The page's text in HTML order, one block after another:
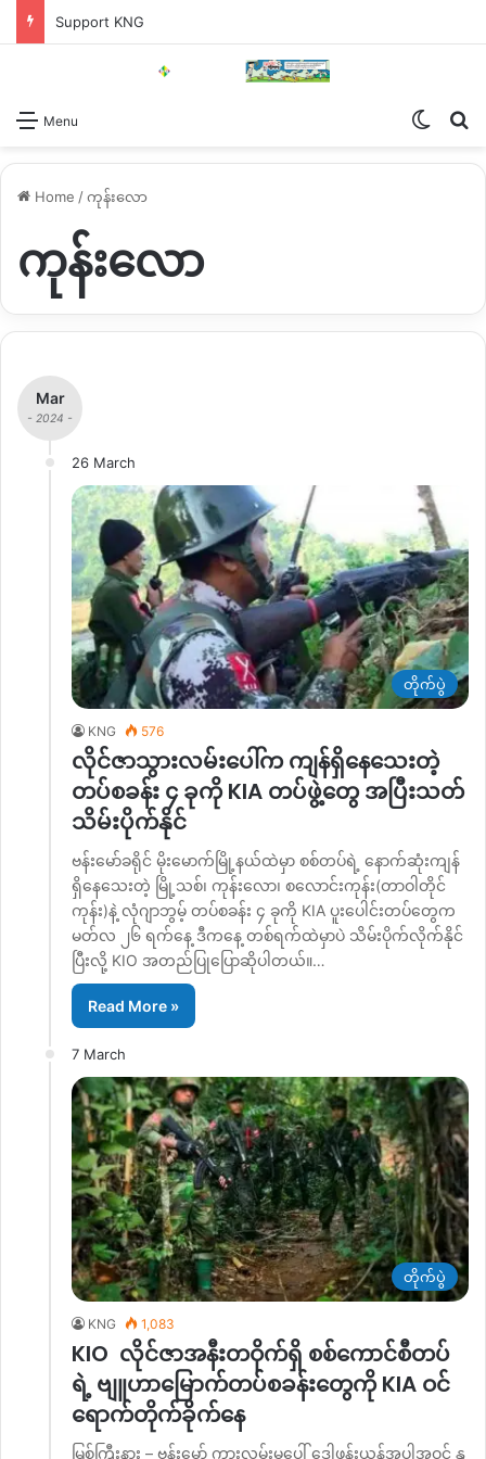
Support KNG
Menu
Home /ကုန်းလော
ကုန်းလော
Mar
- 2024 -
26 March
တိုက်ပွဲ
KNG 576
လိုင်ဇာသွားလမ်းပေါ်က ကျန်ရှိနေသေးတဲ့
တပ်စခန်း ၄ ခုကို KIA တပ်ဖွဲ့တွေ အပြီးသတ်
သိမ်းပိုက်နိုင်
‌ဗန်းမော်ခရိုင် မိုးမောက်မြို့နယ်ထဲမှာ စစ်တပ်ရဲ့ နောက်ဆုံးကျန်
ရှိနေသေးတဲ့ မြို့သစ်၊ ကုန်းလော၊ စလောင်းကုန်း(တာဝါတိုင်
ကုန်း)နဲ့ လုံဂျာဘွမ့် တပ်စခန်း ၄ ခုကို KIA ပူးပေါင်းတပ်တွေက
မတ်လ ၂၆ ရက်နေ့ ဒီကနေ့ တစ်ရက်ထဲမှာပဲ သိမ်းပိုက်လိုက်နိုင်
ပြီးလို့ KIO အတည်ပြုပြောဆိုပါတယ်။…
Read More »
7 March
တိုက်ပွဲ
KNG 1,083
KIO လိုင်ဇာအနီးတဝိုက်ရှိ စစ်ကောင်စီတပ်
ရဲ့ ဗျူဟာမြောက်တပ်စခန်းတွေကို KIA ဝင်
ရောက်တိုက်ခိုက်နေ
မြစ်ကြီးနား – ဗန်းမော် ကားလမ်းမပေါ် ဒေါ့ဖုန်းယန်အပါအဝင် နွ